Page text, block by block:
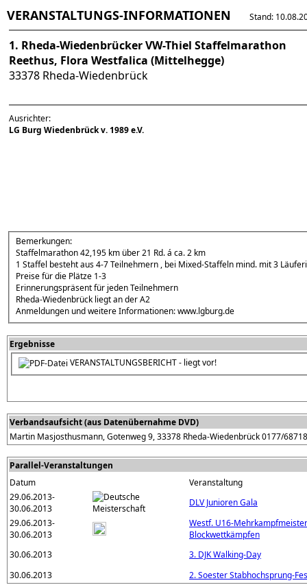
VERANSTALTUNGS-INFORMATIONEN Stand:
1. Rheda-Wiedenbrücker VW-Thiel Staffelmarathon
Reethus, Flora Westfalica (Mittelhegge)
33378 Rheda-Wiedenbrück
Ausrichter:
LG Burg Wiedenbrück v. 1989 e.V.
Bemerkungen:
Staffelmarathon 42,195 km über 21 Rd. á ca. 2 km
1 Staffel besteht aus 4-7 Teilnehmern , bei Mixed-Staffeln mind. mit 3
Preise für die Plätze 1-3
Erinnerungspräsent für jeden Teilnehmern
Rheda-Wiedenbrück liegt an der A2
Anmeldungen und weitere Informationen: www.lgburg.de
Ergebnisse
VERANSTALTUNGSBERICHT - liegt vor!
Verbandsaufsicht (aus Datenübernahme DVD)
Martin Masjosthusmann, Gotenweg 9, 33378 Rheda-Wiedenbrück 0177/
Parallel-Veranstaltungen
Datum
Veranstaltung
29.06.2013-
30.06.2013
DLV Junioren Gala
29.06.2013-
30.06.2013
Westf. U16-
Blockwettkämpfen
30.06.2013
3. DJK Walking-Day
30.06.2013
2. Soester Stabhochsprung-